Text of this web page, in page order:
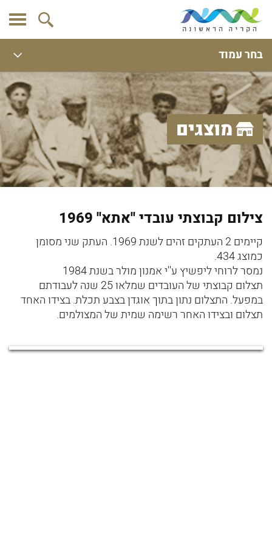
בחר עמוד
מוצגים
צילום קבוצתי עובדי ''אתא'' 1969
קיימים 2 העתקים זהים לשנת 1969. העתק שני מסומן
כמוצג 434.
נמסר לרוחי ליפשיץ ע''י אמנון מולר בשנת 1984
תצלום קבוצתי של העובדים שמלאו 25 שנה לעבודתם
במפעל. התצלום נתון בתוך אוגדן בצבע תכלת. בצידו האחד
תצלום ובצידו האחר רשימה שמית של המצולמים.